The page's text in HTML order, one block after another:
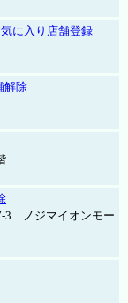
に入り店舗登録
解除
3 ノジマイオンモー